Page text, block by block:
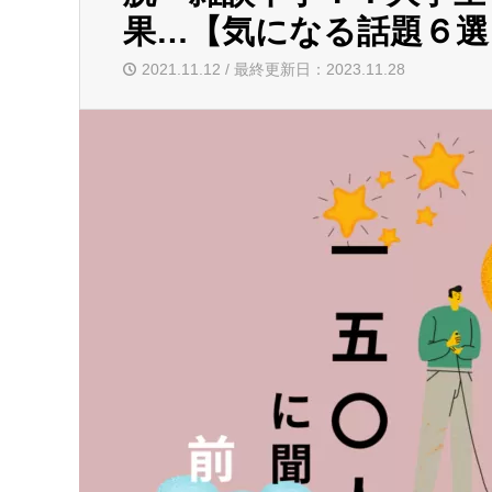
果…【気になる話題６
2021.11.12 / 最終更新日：2023.11.28